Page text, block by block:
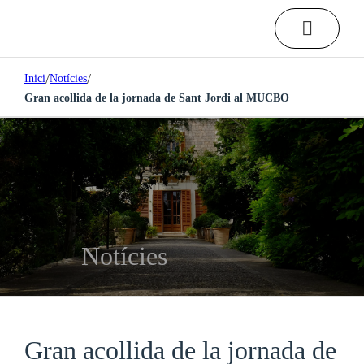
Inici/Notícies/
Gran acollida de la jornada de Sant Jordi al MUCBO
Notícies
Gran acollida de la jornada de